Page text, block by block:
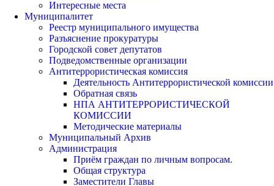
Интересные места
Муниципалитет
Реестр муниципального имущества
Разъяснение прокуратуры
Городской совет депутатов
Подведомственные организации
Антитеррористическая комиссия
Деятельность Антитеррористической комиссии
Обратная связь
НПА АНТИТЕРРОРИСТИЧЕСКОЙ
КОМИССИИ
Методические материалы
Муниципальный Архив
Администрация
Приём граждан по личным вопросам.
Общая структура
Заместители Главы